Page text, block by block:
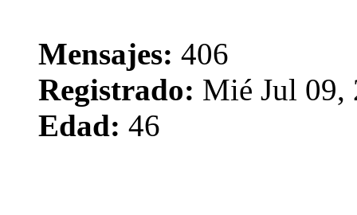
Mensajes: 406
Registrado: Mié Jul 09,
Edad: 46